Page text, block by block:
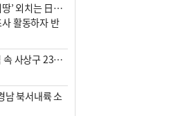
땅’ 외치는 日…
활동하자 반
사상구 2300
남 북서내륙 소